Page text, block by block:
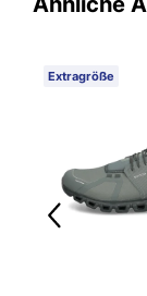
Extragröße